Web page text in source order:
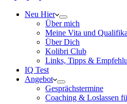
Neu Hier
Über mich
Meine Vita und
Über Dich
Kolibri Club
Links, Tipps &
IQ Test
Angebot
Gesprächstermine
Coaching & Loslassen